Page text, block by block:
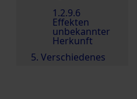
1.2.9.6
Effekten
unbekannter
Herkunft
5. Verschiedenes